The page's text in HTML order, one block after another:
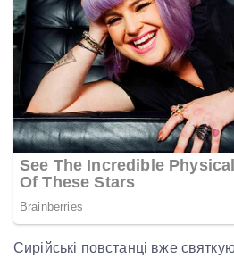
Сирійські повстанці вже